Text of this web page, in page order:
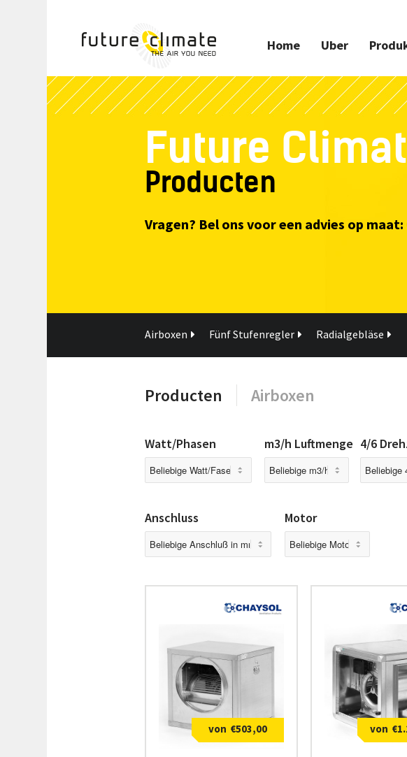
Home Uber
Future
Producten
Vragen? Bel ons voor een advies op
Airboxen Fünf Stufenregler Radialgebläse
Producten Airboxen
Watt/Phasen m3/h Luftmenge 4/6
Anschluss Motor
€503,00 €